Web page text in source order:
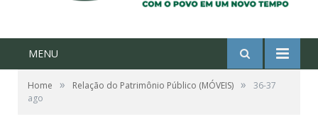
MENU
Home » Relação do Patrimônio Público (MÓVEIS) »
36-37
ago